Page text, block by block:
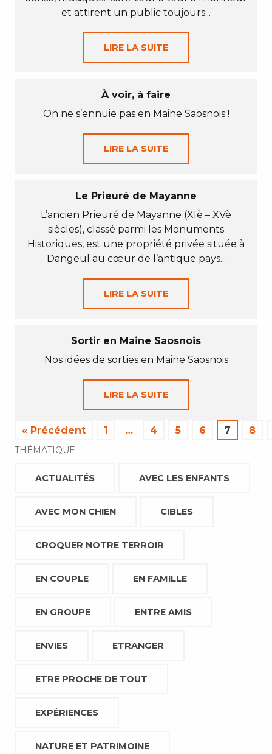
et attirent un public toujours...
LIRE LA SUITE
À voir, à faire
On ne s’ennuie pas en Maine Saosnois !
LIRE LA SUITE
Le Prieuré de Mayanne
L’ancien Prieuré de Mayanne (XIè – XVè
siècles), classé parmi les Monuments
Historiques, est une propriété privée située à
Dangeul au cœur de l’antique pays...
LIRE LA SUITE
Sortir en Maine Saosnois
Nos idées de sorties en Maine Saosnois
LIRE LA SUITE
« Précédent 1 … 4 5 6 7 8
THÉMATIQUE
ACTUALITÉS AVEC LES ENFANTS
AVEC MON CHIEN CIBLES
CROQUER NOTRE TERROIR
EN COUPLE EN FAMILLE
EN GROUPE ENTRE AMIS
ENVIES ETRANGER
ETRE PROCHE DE TOUT
EXPÉRIENCES
NATURE ET PATRIMOINE